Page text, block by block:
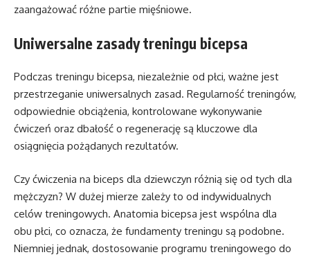
zaangażować różne partie mięśniowe.
Uniwersalne zasady treningu bicepsa
Podczas treningu bicepsa, niezależnie od płci, ważne jest
przestrzeganie uniwersalnych zasad. Regularność treningów,
odpowiednie obciążenia, kontrolowane wykonywanie
ćwiczeń oraz dbałość o regenerację są kluczowe dla
osiągnięcia pożądanych rezultatów.
Czy ćwiczenia na biceps dla dziewczyn różnią się od tych dla
mężczyzn? W dużej mierze zależy to od indywidualnych
celów treningowych. Anatomia bicepsa jest wspólna dla
obu płci, co oznacza, że fundamenty treningu są podobne.
Niemniej jednak, dostosowanie programu treningowego do